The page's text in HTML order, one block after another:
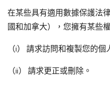
在某些具有適用數據保護法
國和加拿大），您擁有某些
（i） 請求訪問和複製您的個
（ii） 請求更正或刪除。